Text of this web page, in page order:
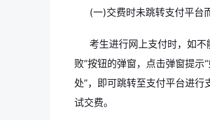
(一)交费时未跳转支付平台
考生进行网上支付时，如不
败”按钮的弹窗，点击弹窗提示
处”，即可跳转至支付平台进
试交费。